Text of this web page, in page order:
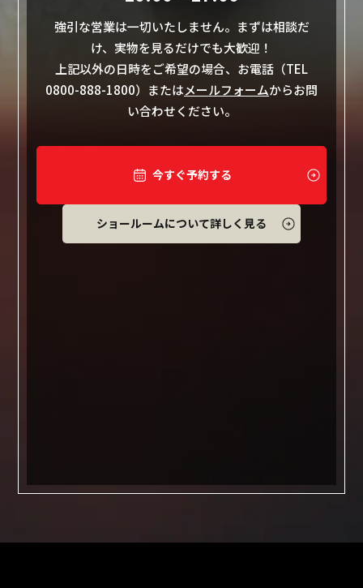
強引な営業は一切いたしません。まずは相談だ
け、実物を見るだけでも大歓迎！
上記以外の日時をご希望の場合、お電話（TEL
0800-888-1800）またはメールフォームからお問
い合わせください。
今すぐ予約する
ショールームについて詳しく見る